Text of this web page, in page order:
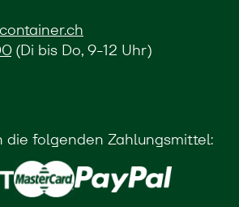
(Di bis Do, 9-12 Uhr)
die folgenden Zahlungsmittel: